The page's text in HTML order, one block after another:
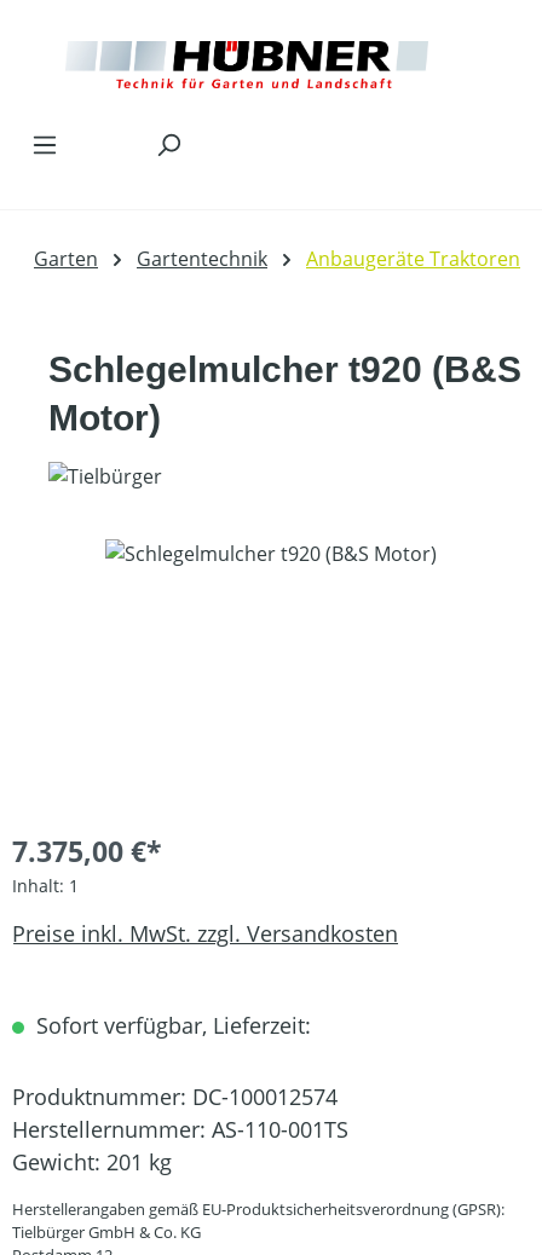
Garten Gartentechnik Anbaugeräte Traktoren
Schlegelmulcher t920 (B&S
Motor)
Bildergalerie überspringen
7.375,00 €*
Inhalt: 1
Preise inkl. MwSt. zzgl. Versandkosten
Sofort verfügbar, Lieferzeit:
Produktnummer: DC-100012574
Herstellernummer: AS-110-001TS
Gewicht: 201 kg
Herstellerangaben gemäß EU-Produktsicherheitsverordnung (GPSR):
Tielbürger GmbH & Co. KG